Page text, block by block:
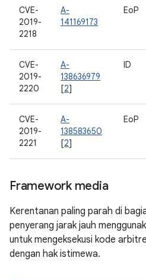
CVE-
2019-
2218
A-
141169173
EoP
CVE-
2019-
2220
A-
138636979
[2]
ID
CVE-
2019-
2221
A-
138583650
[2]
EoP
Framework media
Kerentanan paling parah di
penyerang jarak jauh
untuk mengeksekusi kode
dengan hak istimewa.